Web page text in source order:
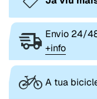
Envio 24/
+info
A tua